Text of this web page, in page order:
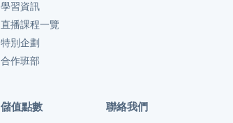
學習資訊
直播課程一覽
特別企劃
合作班部
儲值點數 聯絡我們